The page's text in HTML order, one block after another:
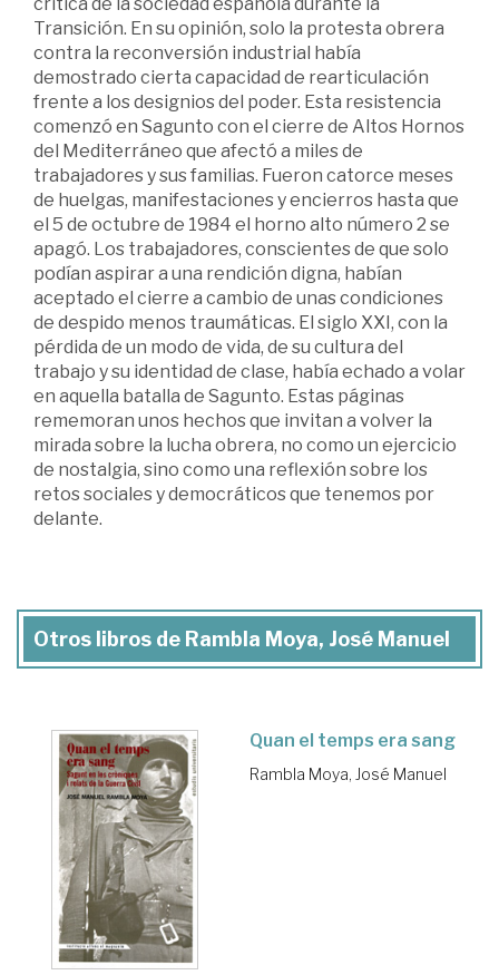
Transición. En su opinión, solo la protesta obrera
contra la reconversión industrial había
demostrado cierta capacidad de rearticulación
frente a los designios del poder. Esta resistencia
comenzó en Sagunto con el cierre de Altos Hornos
del Mediterráneo que afectó a miles de
trabajadores y sus familias. Fueron catorce meses
de huelgas, manifestaciones y encierros hasta que
el 5 de octubre de 1984 el horno alto número 2 se
apagó. Los trabajadores, conscientes de que solo
podían aspirar a una rendición digna, habían
aceptado el cierre a cambio de unas condiciones
de despido menos traumáticas. El siglo XXI, con la
pérdida de un modo de vida, de su cultura del
trabajo y su identidad de clase, había echado a volar
en aquella batalla de Sagunto. Estas páginas
rememoran unos hechos que invitan a volver la
mirada sobre la lucha obrera, no como un ejercicio
de nostalgia, sino como una reflexión sobre los
retos sociales y democráticos que tenemos por
delante.
Otros libros de Rambla Moya, José Manuel
Quan el temps era sang
Rambla Moya, José Manuel